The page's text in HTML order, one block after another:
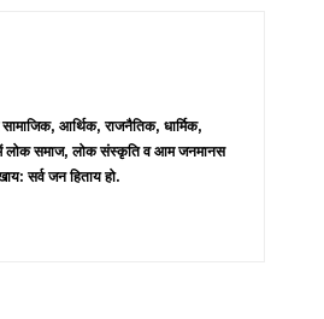
आर्थिक, राजनैतिक, धार्मिक,
में लोक समाज, लोक संस्कृति व आम जनमानस
सर्व जन हिताय हो.